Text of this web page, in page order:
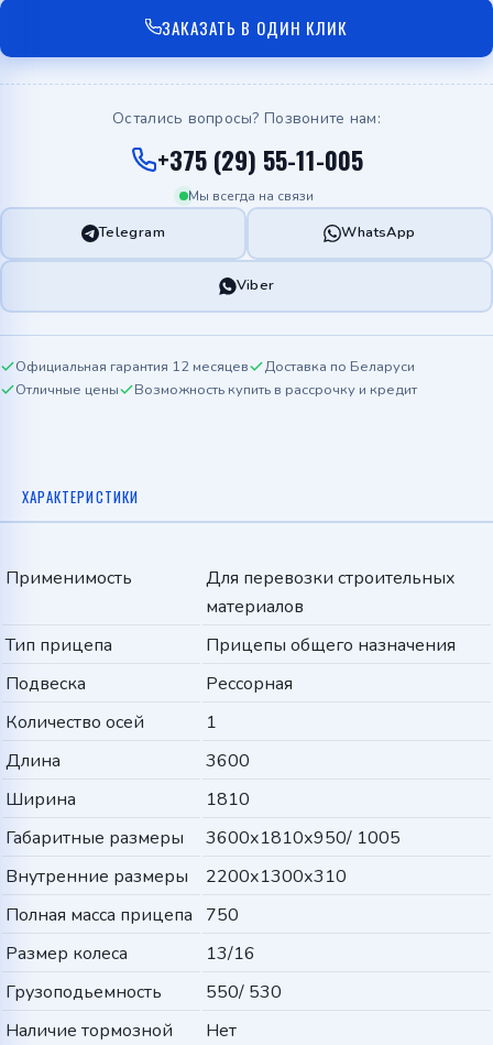
ЗАКАЗАТЬ В ОДИН КЛИК
Остались вопросы? Позвоните нам:
+375 (29) 55-11-005
Мы всегда на связи
Telegram WhatsApp
Viber
Официальная гарантия 12 месяцев
Доставка по Беларуси
Отличные цены
Возможность купить в рассрочку и кредит
ХАРАКТЕРИСТИКИ
Применимость
Для перевозки строительных
материалов
Тип прицепа
Прицепы общего назначения
Подвеска
Рессорная
Количество осей
1
Длина
3600
Ширина
1810
Габаритные размеры
3600х1810х950/ 1005
Внутренние размеры
2200х1300х310
Полная масса прицепа
750
Размер колеса
13/16
Грузоподьемность
550/ 530
Наличие тормозной
Нет